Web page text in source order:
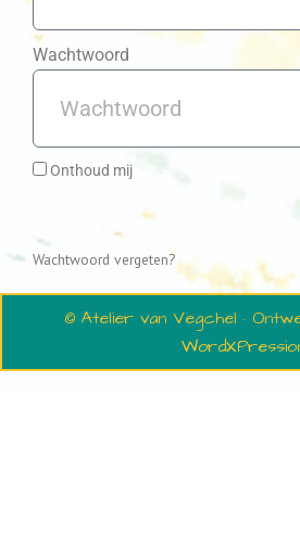
Wachtwoord
Onthoud mij
Wachtwoord vergeten?
© Atelier van Vegchel ·